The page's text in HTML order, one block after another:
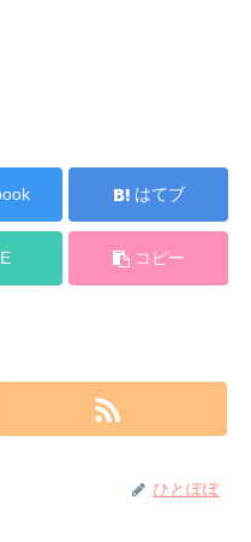
はてブ
コピー
ひとぽぽ